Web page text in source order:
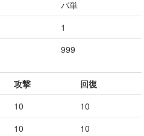
バ単
1
999
攻撃
回復
10
10
10 10